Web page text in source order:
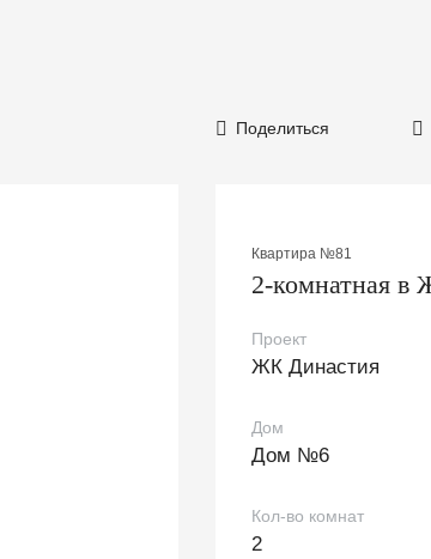
Поделиться
Квартира №81
2-комнатная в
Проект
ЖК Династия
Дом
Дом №6
Кол-во комнат
2